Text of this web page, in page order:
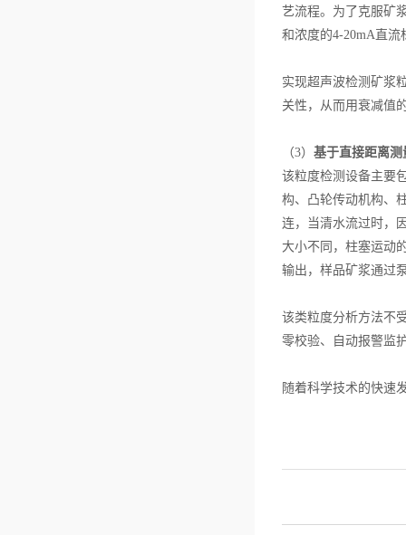
艺流程。为了克服矿
和浓度的4-20mA直
实现超声波检测矿浆
关性，从而用衰减值
（3） 基于直接距离
该粒度检测设备主要
构、凸轮传动机构、
连，当清水流过时，
大小不同，柱塞运动
输出，样品矿浆通过
该类粒度分析方法不
零校验、自动报警监
随着科学技术的快速